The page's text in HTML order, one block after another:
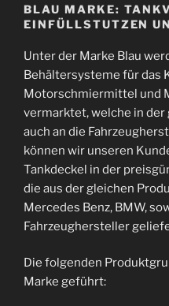
BLAU MARKE:
EINFÜLLSTUTZEN
Unter der Marke Blau
Behältersysteme für das
Motorschmiermittel und
vermarktet, welche in der
auch an die
können wir unseren
Tankdeckel in der
die aus der gleichen
Mercedes Benz, BMW,
Fahrzeughersteller
Die folgenden
Marke geführt: